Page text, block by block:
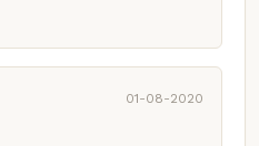
01-08-2020